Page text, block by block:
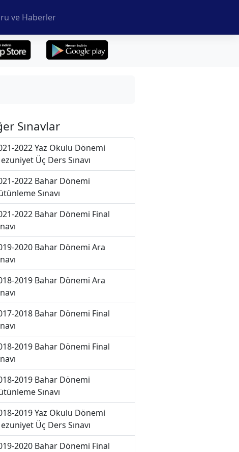
ve Haberler
Sınavlar
2022 Yaz Okulu Dönemi
Üç Ders Sınavı
2022 Bahar Dönemi
Sınavı
2022 Bahar Dönemi Final
2020 Bahar Dönemi Ara
2019 Bahar Dönemi Ara
2018 Bahar Dönemi Final
2019 Bahar Dönemi Final
2019 Bahar Dönemi
Sınavı
2019 Yaz Okulu Dönemi
Üç Ders Sınavı
2020 Bahar Dönemi Final